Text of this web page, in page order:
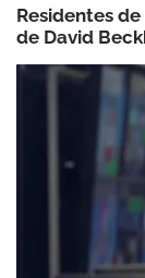
Residentes
de David